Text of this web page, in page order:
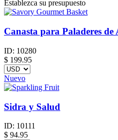
Establezca su presupuesto
Canasta para Paladeres
ID: 10280
$ 199.95
Nuevo
Sidra y Salud
ID: 10111
$ 94.95